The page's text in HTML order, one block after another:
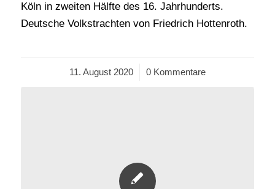
Köln in zweiten Hälfte des 16. Jahrhunderts.
Deutsche Volkstrachten von Friedrich Hottenroth.
11. August 2020
/ 0 Kommentare